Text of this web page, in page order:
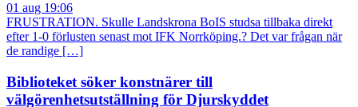
01 aug 19:06
FRUSTRATION. Skulle Landskrona BoIS studsa tillbaka direkt
efter 1-0 förlusten senast mot IFK Norrköping.? Det var frågan när
de randige […]
Biblioteket söker konstnärer till
välgörenhetsutställning för Djurskyddet